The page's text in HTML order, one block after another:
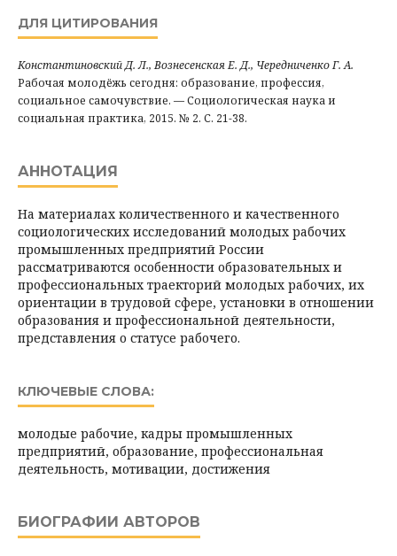
ДЛЯ ЦИТИРОВАНИЯ
Константиновский Д. Л., Вознесенская Е. Д., Чередниченко Г. А.
Рабочая молодёжь сегодня: образование, профессия,
социальное самочувствие. — Социологическая наука и
социальная практика, 2015. № 2. С. 21-38.
АННОТАЦИЯ
На материалах количественного и качественного
социологических исследований молодых рабочих
промышленных предприятий России
рассматриваются особенности образовательных и
профессиональных траекторий молодых рабочих, их
ориентации в трудовой сфере, установки в отношении
образования и профессиональной деятельности,
представления о статусе рабочего.
КЛЮЧЕВЫЕ СЛОВА:
молодые рабочие, кадры промышленных
предприятий, образование, профессиональная
деятельность, мотивации, достижения
БИОГРАФИИ АВТОРОВ